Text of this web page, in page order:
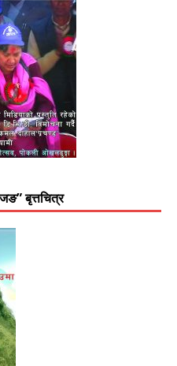
बृत्तचित्र